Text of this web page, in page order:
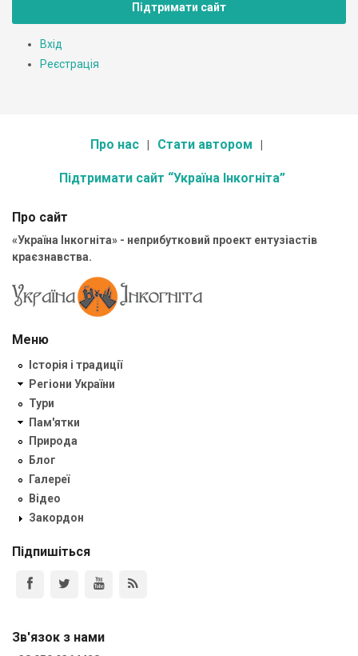
Підтримати сайт
Вхід
Реєстрація
Про нас Стати автором
Підтримати сайт “Україна Інкогніта”
Про сайт
«Україна Інкогніта» - неприбутковий проект ентузіастів
краєзнавства.
Меню
Історія і традиції
Регіони України
Тури
Пам'ятки
Природа
Блог
Галереї
Відео
Закордон
Підпишіться
Зв'язок з нами